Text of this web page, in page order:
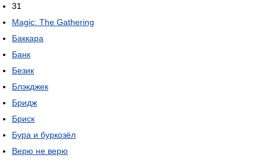
31
Magic: The Gathering
Баккара
Банк
Безик
Блэкджек
Бридж
Бриск
Бура и буркозёл
Верю не верю